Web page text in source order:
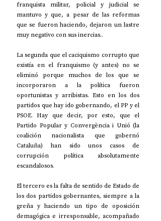
franquista militar, policial y judicial se
mantuvo y que, a pesar de las reformas
que se fueron haciendo, dejaron un lastre
muy negativo con sus inercias..
La segunda que el caciquismo corrupto que
existía en el franquismo (y antes) no se
eliminó porque muchos de los que se
incorporaron a la política fueron
oportunistas y arribistas. Esto en los dos
partidos que hay ido gobernando, el PP y el
PSOE. Hay que decir, por esto, que el
Partido Popular y Convergència i Unió (la
coalición nacionalista que gobernó
Cataluña) han sido unos casos de
corrupción política absolutamente
escandalosos.
El tercero es la falta de sentido de Estado de
los dos partidos gobernantes, siempre a la
greña y haciendo un tipo de oposición
demagógica e irresponsable, acompañado